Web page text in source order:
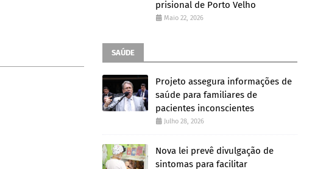
prisional de Porto Velho
Maio 22, 2026
SAÚDE
Projeto assegura informações de
saúde para familiares de
pacientes inconscientes
Julho 28, 2026
Nova lei prevê divulgação de
sintomas para facilitar